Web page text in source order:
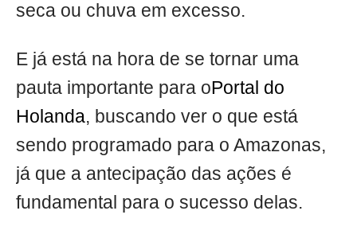
seca ou chuva em excesso.
E já está na hora de se tornar uma
pauta importante para o Portal do
Holanda, buscando ver o que está
sendo programado para o Amazonas,
já que a antecipação das ações é
fundamental para o sucesso delas.